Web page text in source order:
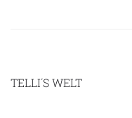
TELLI´S WELT